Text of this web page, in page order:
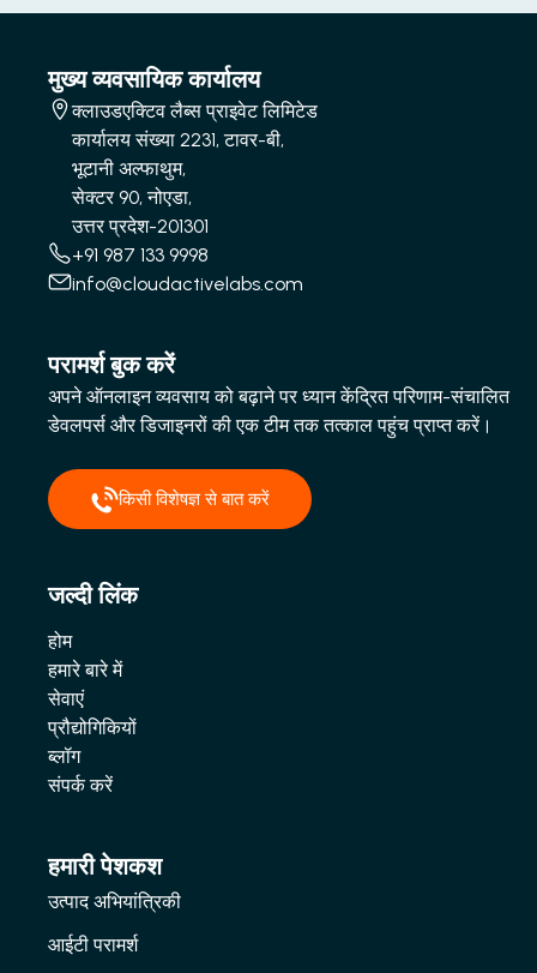
मुख्य व्यवसायिक कार्यालय
क्लाउडएक्टिव लैब्स प्राइवेट लिमिटेड
कार्यालय संख्या 2231, टावर-बी,
भूटानी अल्फाथुम,
सेक्टर 90, नोएडा,
उत्तर प्रदेश-201301
+91 987 133 9998
info@cloudactivelabs.com
परामर्श बुक करें
अपने ऑनलाइन व्यवसाय को बढ़ाने पर ध्यान केंद्रित परिणाम-संचालित
डेवलपर्स और डिजाइनरों की एक टीम तक तत्काल पहुंच प्राप्त करें।
किसी विशेषज्ञ से बात करें
जल्दी लिंक
होम
हमारे बारे में
सेवाएं
प्रौद्योगिकियों
ब्लॉग
संपर्क करें
हमारी पेशकश
उत्पाद अभियांत्रिकी
आईटी परामर्श